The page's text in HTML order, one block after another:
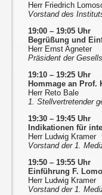
Herr Friedrich
Vorstand des
19:00 – 19:05 Uhr
Begrüßung und
Herr Ernst Agneter
Präsident der
19:10 – 19:25 Uhr
Hommage an Prof.
Herr Reto Bale
1. Stellvertretender
19:30 – 19:45 Uhr
Indikationen für
Herr Ludwig Kramer
Vorstand der 1.
19:50 – 19:55 Uhr
Einführung F.
Herr Ludwig Kramer
Vorstand der 1.